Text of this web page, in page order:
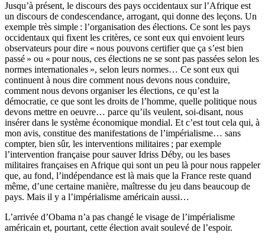
Jusqu’à présent, le discours des pays occidentaux sur l’Afrique est
un dis­cours de condescendance, arrogant, qui donne des leçons. Un
exemple très simple : l’organisation des élections. Ce sont les pays
occidentaux qui fixent les critères, ce sont eux qui envoient leurs
observateurs pour dire « nous pou­vons certifier que ça s’est bien
passé » ou « pour nous, ces élections ne se sont pas passées selon les
normes internationales », selon leurs normes… Ce sont eux qui
continuent à nous dire comment nous devons nous conduire,
comment nous devons organiser les élections, ce qu’est la
démocratie, ce que sont les droits de l’homme, quelle politique nous
devons mettre en oeuvre… parce qu’ils veulent, soi-disant, nous
insérer dans le système économique mondial. Et c’est tout cela qui, à
mon avis, constitue des manifestations de l’impérialisme… sans
compter, bien sûr, les interventions militaires ; par exemple
l’intervention française pour sauver Idriss Déby, ou les bases
militaires françaises en Afrique qui sont un peu là pour nous rappeler
que, au fond, l’indépendance est là mais que la France reste quand
même, d’une certaine manière, maîtresse du jeu dans beaucoup de
pays. Mais il y a l’impérialisme américain aussi…
L’arrivée d’Obama n’a pas changé le visage de l’impérialisme
américain et, pour­tant, cette élection avait soulevé de l’espoir.